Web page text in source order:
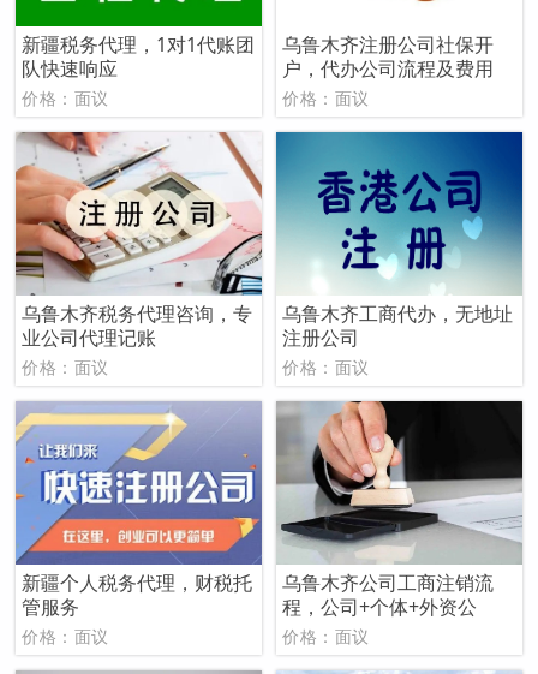
新疆税务代理，1对1代账团
队快速响应
价格：面议
乌鲁木齐注册公司社保开
户，代办公司流程及费用
价格：面议
乌鲁木齐税务代理咨询，专
业公司代理记账
价格：面议
乌鲁木齐工商代办，无地址
注册公司
价格：面议
新疆个人税务代理，财税托
管服务
价格：面议
乌鲁木齐公司工商注销流
程，公司+个体+外资公
价格：面议